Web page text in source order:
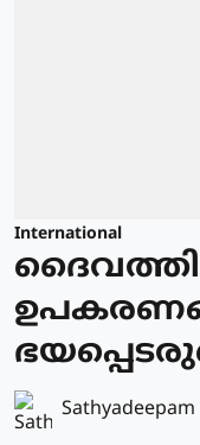
International
Sathyadeepam